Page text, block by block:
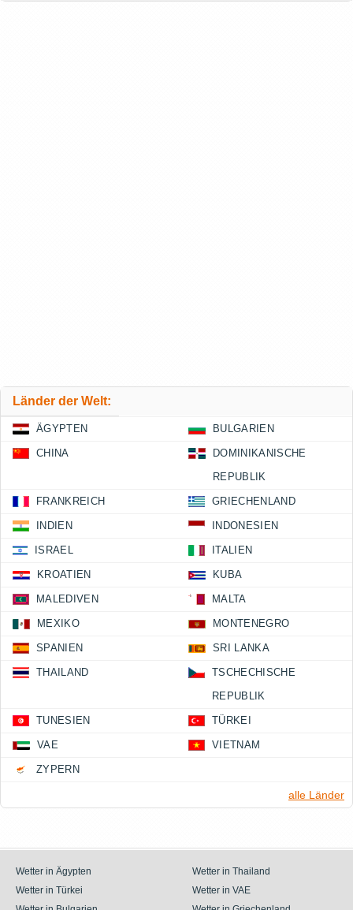
Länder der Welt:
ÄGYPTEN BULGARIEN
CHINA
DOMINIKANISCHE
REPUBLIK
FRANKREICH GRIECHENLAND
INDIEN INDONESIEN
ISRAEL ITALIEN
KROATIEN KUBA
MALEDIVEN MALTA
MEXIKO MONTENEGRO
SPANIEN SRI LANKA
THAILAND
TSCHECHISCHE
REPUBLIK
TUNESIEN TÜRKEI
VAE VIETNAM
ZYPERN
alle Länder
Wetter in Ägypten
Wetter in Thailand
Wetter in Türkei
Wetter in VAE